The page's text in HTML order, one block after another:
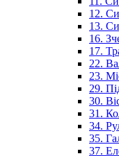
12.
13.
16.
17.
22.
23.
29.
30.
31.
34.
35.
37.